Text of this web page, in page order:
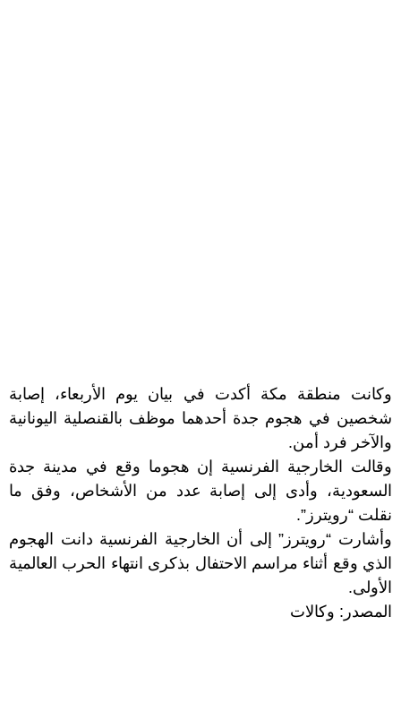
وكانت منطقة مكة أكدت في بيان يوم الأربعاء، إصابة
شخصين في هجوم جدة أحدهما موظف بالقنصلية اليونانية
والآخر فرد أمن.
وقالت الخارجية الفرنسية إن هجوما وقع في مدينة جدة
السعودية، وأدى إلى إصابة عدد من الأشخاص، وفق ما
نقلت “رويترز”.
وأشارت “رويترز” إلى أن الخارجية الفرنسية دانت الهجوم
الذي وقع أثناء مراسم الاحتفال بذكرى انتهاء الحرب العالمية
الأولى.
المصدر: وكالات